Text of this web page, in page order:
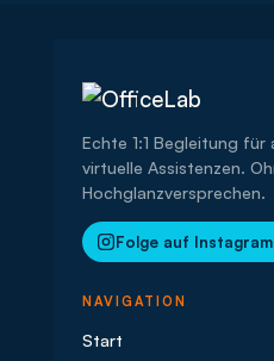
Echte 1:1 Begleitung für
virtuelle Assistenzen.
Hochglanzversprechen.
Folge auf Instagram
NAVIGATION
Start